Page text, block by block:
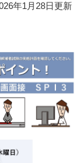
年1月28日更新